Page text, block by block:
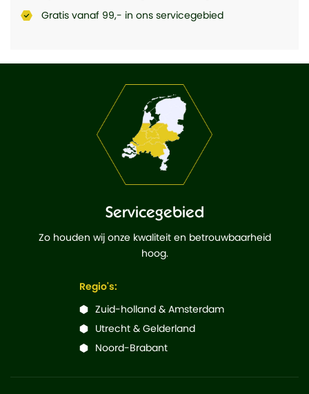
Gratis vanaf 99,- in ons servicegebied
Servicegebied
Zo houden wij onze kwaliteit en betrouwbaarheid
hoog.
Regio's:
Zuid-holland & Amsterdam
Utrecht & Gelderland
Noord-Brabant